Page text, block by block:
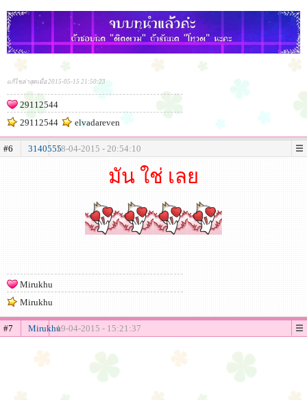
แก้ไขล่าสุดเมื่อ 2015-05-15 21:50:23
29112544
29112544
elvadareven
#6 314055518-04-2015 - 20:54:10
มัน ใช่ เลย
Mirukhu
Mirukhu
#7 Mirukhu19-04-2015 - 15:21:37